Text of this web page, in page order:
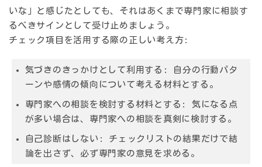
いな」と感じたとしても、それはあくまで専門家に相談す
るべきサイン として受け止めましょう。
チェック項目を活用する際の正しい考え方:
気づきのきっかけとして利用する:
自分の行動パタ
ーンや感情の傾向について考える材料とする。
専門家への相談を検討する材料とする:
気になる点
が多い場合は、専門家への相談を真剣に検討する。
自己診断はしない:
チェックリストの結果だけで結
論を出さず、必ず専門家の意見を求める。